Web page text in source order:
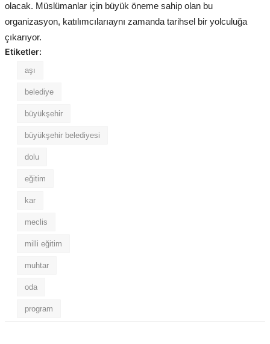
olacak. Müslümanlar için büyük öneme sahip olan bu
organizasyon, katılımcılarıaynı zamanda tarihsel bir yolculuğa
çıkarıyor.
Etiketler:
aşı
belediye
büyükşehir
büyükşehir belediyesi
dolu
eğitim
kar
meclis
milli eğitim
muhtar
oda
program